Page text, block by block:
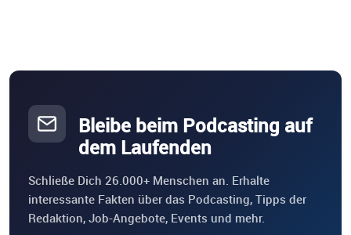
Bleibe beim Podcasting auf
dem Laufenden
Schließe Dich 26.000+ Menschen an. Erhalte
interessante Fakten über das Podcasting, Tipps der
Redaktion, Job-Angebote, Events und mehr.